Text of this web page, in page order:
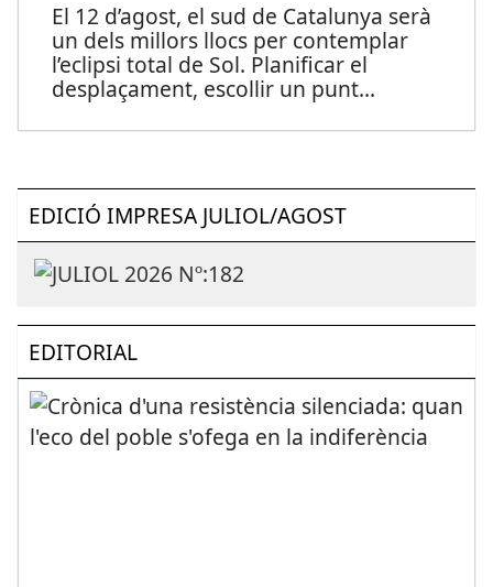
El 12 d’agost, el sud de Catalunya serà
un dels millors llocs per contemplar
l’eclipsi total de Sol. Planificar el
desplaçament, escollir un punt...
EDICIÓ IMPRESA JULIOL/AGOST
EDITORIAL